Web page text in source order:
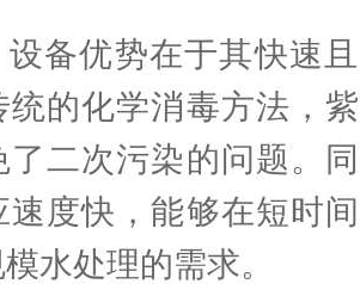
优势在于其快速且
统的化学消毒方法，
了二次污染的问题。
速度快，能够在短时
水处理的需求。